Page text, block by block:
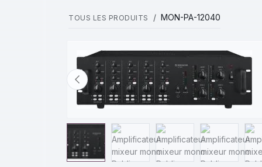
TOUS LES PRODUITS MON-PA-12040